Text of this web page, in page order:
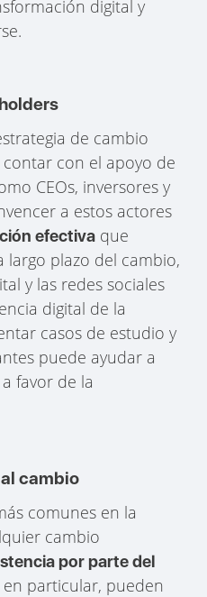
digital y
de cambio
con el apoyo de
CEOs, inversores y
a estos actores
efectiva que
largo plazo del cambio,
y las redes sociales
digital de la
casos de estudio y
puede ayudar a
favor de la
cambio
comunes en la
cambio
por parte del
en particular, pueden